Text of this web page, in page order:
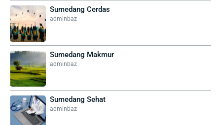
Sumedang Cerdas
adminbaz
Sumedang Makmur
adminbaz
Sumedang Sehat
adminbaz